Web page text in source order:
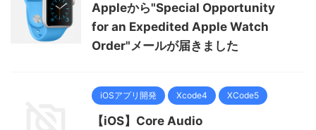
Appleから"Special Opportunity
for an Expedited Apple Watch
Order"メールが届きました
iOSアプリ開発 Xcode4 XCode5
【iOS】Core Audio